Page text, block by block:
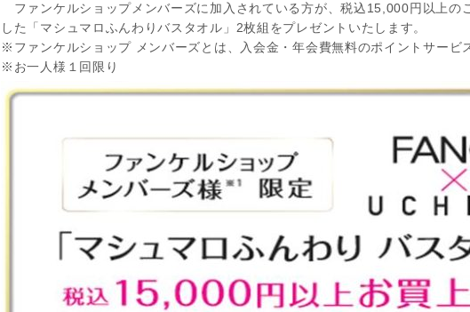
ファンケルショップメンバーズに加入されている方が、税込15,000円以上の
した「マシュマロふんわりバスタオル」2枚組をプレゼントいたします。
※ファンケルショップ メンバーズとは、入会金・年会費無料のポイントサービ
※お一人様１回限り